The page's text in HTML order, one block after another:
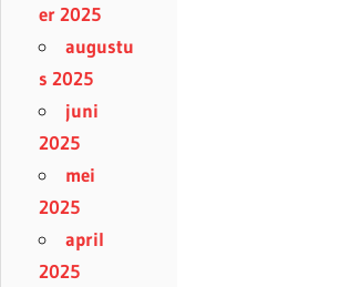
er 2025
augustu
s 2025
juni
2025
mei
2025
april
2025